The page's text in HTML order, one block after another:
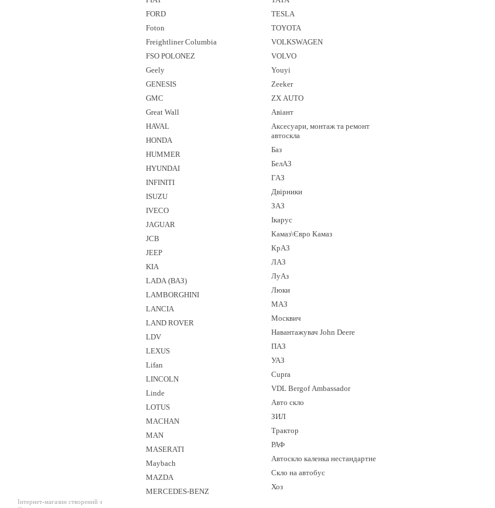
Інтернет-магазин створений з
FORD
Foton
Freightliner Columbia
FSO POLONEZ
Geely
GENESIS
GMC
Great Wall
HAVAL
HONDA
HUMMER
HYUNDAI
INFINITI
ISUZU
IVECO
JAGUAR
JCB
JEEP
KIA
LADA (ВАЗ)
LAMBORGHINI
LANCIA
LAND ROVER
LDV
LEXUS
Lifan
LINCOLN
Linde
LOTUS
MACHAN
MAN
MASERATI
Maybach
MAZDA
MERCEDES-BENZ
TESLA
TOYOTA
VOLKSWAGEN
VOLVO
Youyi
Zeeker
ZX AUTO
Авіант
Аксесуари, монтаж та ремонт
автоскла
Баз
БелАЗ
ГАЗ
Двірники
ЗАЗ
Ікарус
Камаз\Євро Камаз
КрАЗ
ЛАЗ
ЛуАз
Люки
МАЗ
Москвич
Навантажувач John Deere
ПАЗ
УАЗ
Cupra
VDL Bergof Ambassador
Авто скло
ЗИЛ
Трактор
РАФ
Автоскло каленка нестандартне
Скло на автобус
Хоз